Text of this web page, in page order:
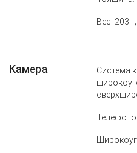
Вес: 203 г;
Камера
Система